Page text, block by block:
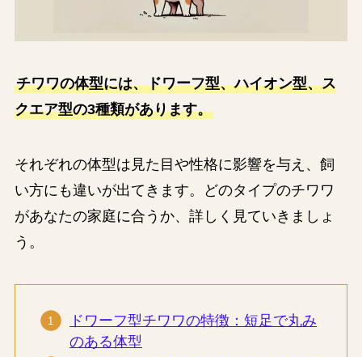
チワワの体型には、ドワーフ型、ハイオン型、ス
クエア型の3種類があります。
それぞれの体型は見た目や性格に影響を与え、飼
い方にも違いが出てきます。どのタイプのチワワ
があなたの家庭に合うか、詳しく見ていきましょ
う。
ドワーフ型チワワの特徴：短足で丸み
のある体型